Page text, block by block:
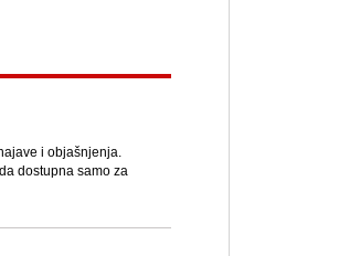
i objašnjenja.
dostupna samo za